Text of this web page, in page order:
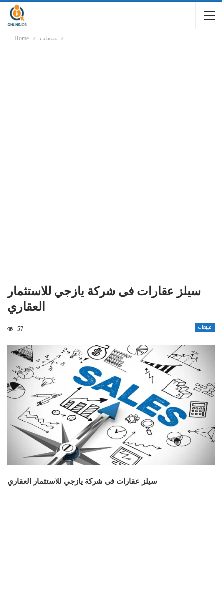
Home مبيعات
سيلز عقارات فى شركة يازجي للاستثمار
العقاري
مبيعات 57
سيلز عقارات فى شركة يازجي للاستثمار العقاري